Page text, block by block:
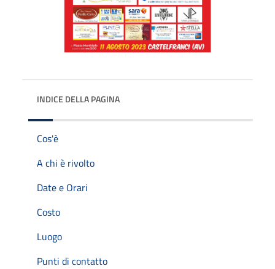
INDICE DELLA PAGINA
Cos'è
A chi è rivolto
Date e Orari
Costo
Luogo
Punti di contatto